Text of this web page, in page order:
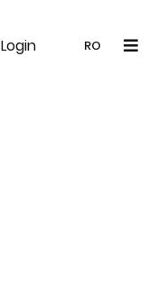
Login RO
Noutăți